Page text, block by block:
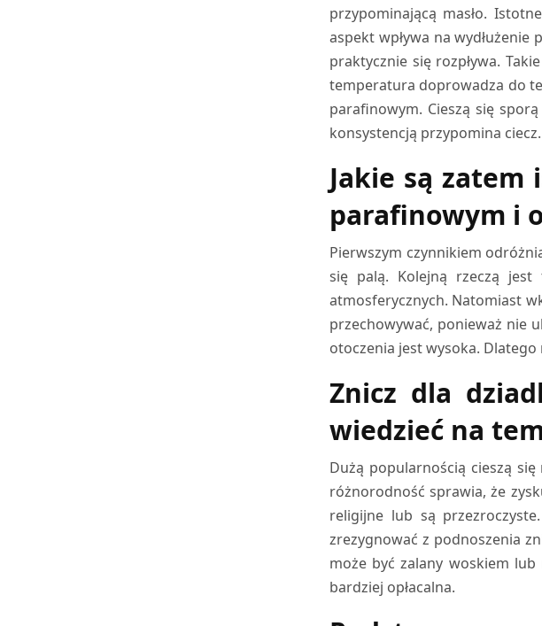
przypominającą masło.
aspekt wpływa na
praktycznie się rozpływa.
temperatura doprowadza do
parafinowym. Cieszą się
konsystencją przypomina
Jakie są zatem
parafinowym i
Pierwszym czynnikiem
się palą. Kolejną rzeczą
atmosferycznych. Natomiast
przechowywać, ponieważ nie
otoczenia jest wysoka.
Znicz dla
wiedzieć na
Dużą popularnością cieszą
różnorodność sprawia, że
religijne lub są
zrezygnować z podnoszenia
może być zalany woskiem
bardziej opłacalna.